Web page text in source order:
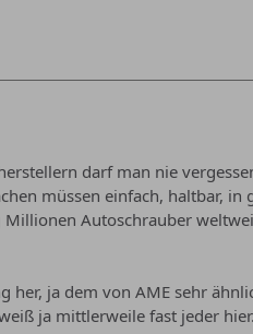
darf man nie
müssen einfach, haltbar,
Autoschrauber
ja dem von AME sehr
ja mittlerweile fast jeder